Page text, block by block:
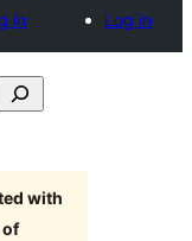
in
Log in
with
of